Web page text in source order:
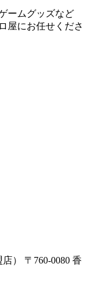
ームグッズなど
屋にお任せくださ
）
〒760-0080 香